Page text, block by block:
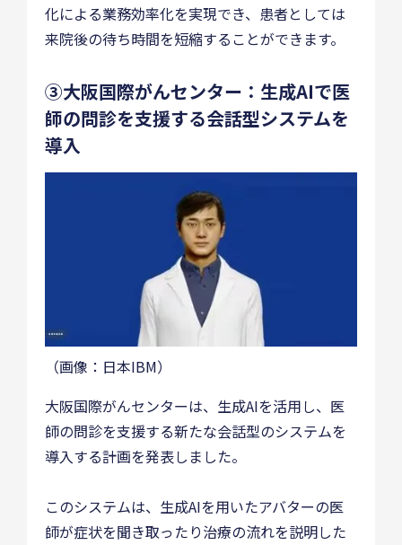
化による業務効率化を実現でき、患者としては
来院後の待ち時間を短縮することができます。
③大阪国際がんセンター：生成AIで医
師の問診を支援する会話型システムを
導入
（画像：日本IBM）
大阪国際がんセンターは、生成AIを活用し、医
師の問診を支援する新たな会話型のシステムを
導入する計画を発表しました。
このシステムは、生成AIを用いたアバターの医
師が症状を聞き取ったり治療の流れを説明した